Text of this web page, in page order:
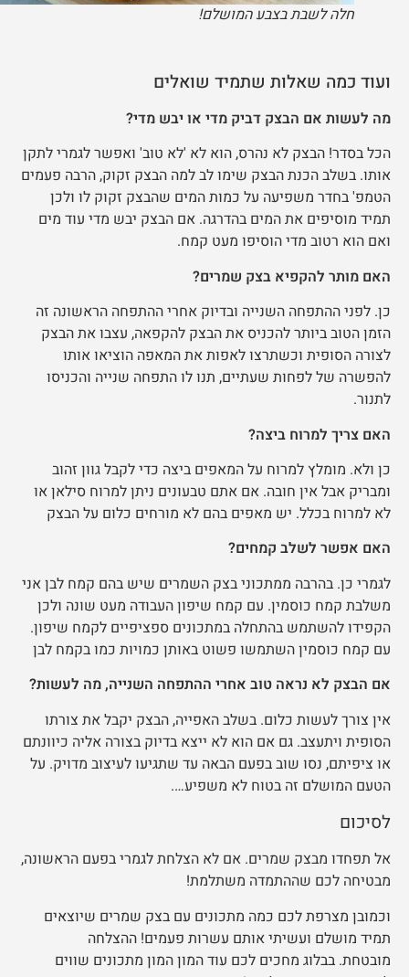
חלה לשבת בצבע המושלם!
ועוד כמה שאלות שתמיד שואלים
מה לעשות אם הבצק דביק מדי או יבש מדי?
הכל בסדר! הבצק לא נהרס, הוא לא 'לא טוב' ואפשר לגמרי לתקן
אותו. בשלב הכנת הבצק שימו לב למה הבצק זקוק, הרבה פעמים
הטמפ' בחדר משפיעה על כמות המים שהבצק זקוק לו ולכן
תמיד מוסיפים את המים בהדרגה. אם הבצק יבש מדי עוד מים
ואם הוא רטוב מדי הוסיפו מעט קמח.
האם מותר להקפיא בצק שמרים?
כן. לפני ההתפחה השנייה ובדיוק אחרי ההתפחה הראשונה זה
הזמן הטוב ביותר להכניס את הבצק להקפאה, עצבו את הבצק
לצורה הסופית וכשתרצו לאפות את המאפה הוציאו אותו
להפשרה של לפחות שעתיים, תנו לו התפחה שנייה והכניסו
לתנור.
האם צריך למרוח ביצה?
כן ולא. מומלץ למרוח על המאפים ביצה כדי לקבל גוון זהוב
ומבריק אבל אין חובה. אם אתם טבעונים ניתן למרוח סילאן או
לא למרוח בכלל. יש מאפים בהם לא מורחים כלום על הבצק
האם אפשר לשלב קמחים?
לגמרי כן. בהרבה ממתכוני בצק השמרים שיש בהם קמח לבן אני
משלבת קמח כוסמין. עם קמח שיפון העבודה מעט שונה ולכן
הקפידו להשתמש בהתחלה במתכונים ספציפיים לקמח שיפון.
עם קמח כוסמין השתמשו פשוט באותן כמויות כמו בקמח לבן
אם הבצק לא נראה טוב אחרי ההתפחה השנייה, מה לעשות?
אין צורך לעשות כלום. בשלב האפייה, הבצק יקבל את צורתו
הסופית ויתעצב. גם אם הוא לא ייצא בדיוק בצורה אליה כיוונתם
או ציפיתם, נסו שוב בפעם הבאה עד שתגיעו לעיצוב מדויק. על
הטעם המושלם זה בטוח לא משפיע….
לסיכום
אל תפחדו מבצק שמרים. אם לא הצלחת לגמרי בפעם הראשונה,
מבטיחה לכם שההתמדה משתלמת!
וכמובן מצרפת לכם כמה מתכונים עם בצק שמרים שיוצאים
תמיד מושלם ועשיתי אותם עשרות פעמים! ההצלחה
מובטחת.בבלוג מחכים לכם עוד המון המון מתכונים שווים